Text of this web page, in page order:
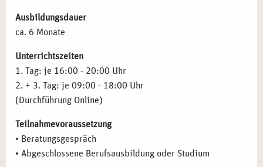
Absolventen der Weiterbildung haben eine breite Palette
an beruflichen Möglichkeiten:
Betriebliche Gesundheitsförderung
von präventiven Stressbewältigungs-Programmen in
Unternehmen und Organisationen.
Coaching und Beratung
Stressbewältigung und Burnout-Prävention benötigen.
Therapeutische Arbeit
Stressbewältigungs-Techniken in bestehende
Ausbildungsdauer
ca. 6 Monate
Unterrichtszeiten
1. Tag: je 16:00 - 20:00 Uhr
2. + 3. Tag: je 09:00 - 18:00 Uhr
(Durchführung Online)
Teilnahmevoraussetzung
• Beratungsgespräch
• Abgeschlossene Berufsausbildung oder Studium